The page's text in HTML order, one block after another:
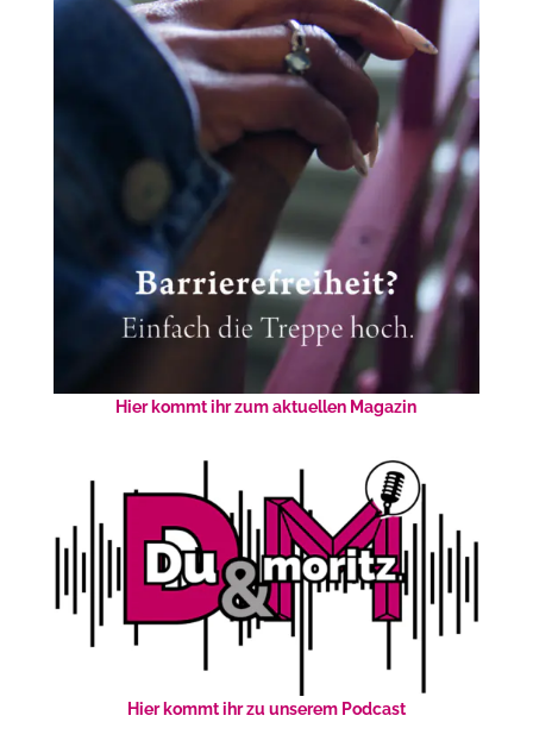
Hier kommt ihr zum aktuellen Magazin
Hier kommt ihr zu unserem Podcast